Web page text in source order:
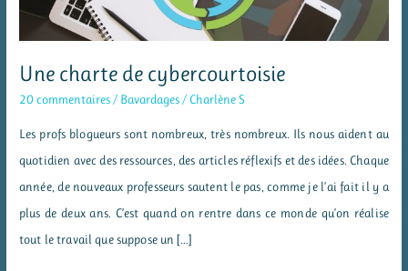
Une charte de cybercourtoisie
20 commentaires/ Bavardages/ Charlène S
Les profs blogueurs sont nombreux, très nombreux. Ils nous aident au
quotidien avec des ressources, des articles réflexifs et des idées. Chaque
année, de nouveaux professeurs sautent le pas, comme je l’ai fait il y a
plus de deux ans. C’est quand on rentre dans ce monde qu’on réalise
tout le travail que suppose un […]